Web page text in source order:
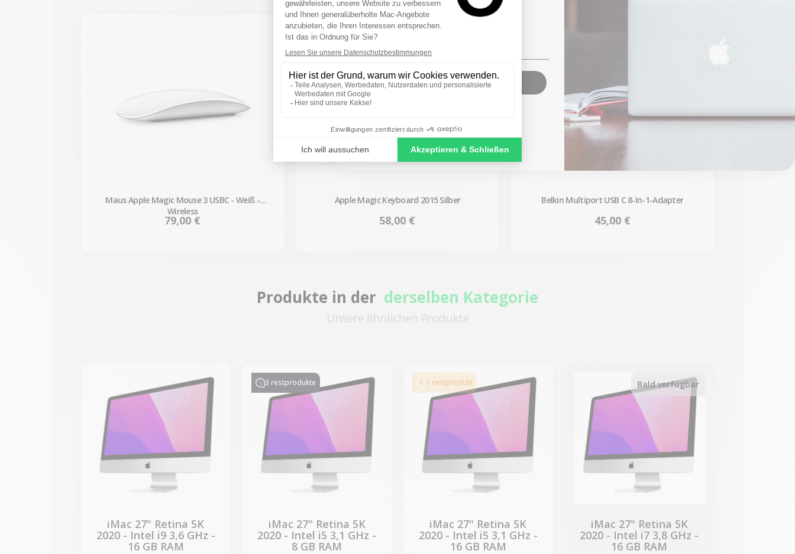
Maus Apple Magic Mouse 3 USBC - Weiß -
Wireless
Preis
79,00 €
Apple Magic Keyboard 2015 Silber
Preis
58,00 €
Belkin Multiport USB C 8-In-1-Adapter
Preis
45,00 €
Produkte in der derselben Kategorie
Unsere ähnlichen Produkte
iMac 27" Retina 5K
2020 - Intel i9 3,6 GHz -
16 GB RAM
3 restprodukte
iMac 27" Retina 5K
2020 - Intel i5 3,1 GHz -
8 GB RAM
1 restprodukt
iMac 27" Retina 5K
2020 - Intel i5 3,1 GHz -
16 GB RAM
Bald verfügbar
iMac 27" Retina 5K
2020 - Intel i7 3,8 GHz -
16 GB RAM
Sign up to receive your discount.
SIGN ME UP!